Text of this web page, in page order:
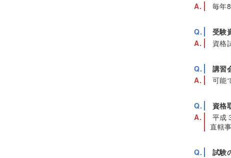
毎年
受験
資格
講習
可能
資格
平成
直轄
試験